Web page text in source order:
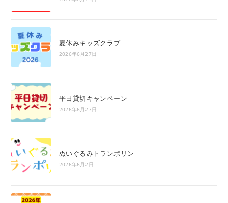
夏休みキッズクラブ
2026年6月27日
平日貸切キャンペーン
2026年6月27日
ぬいぐるみトランポリン
2026年6月2日